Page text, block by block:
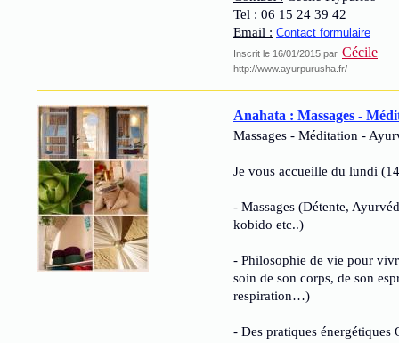
Tel : 06 15 24 39 42
Email : Contact formulaire
Inscrit le 16/01/2015 par Cécile
http://www.ayurpurusha.fr/
Anahata : Massages -
Massages - Méditation -
Je vous accueille du lundi
- Massages (Détente,
kobido etc..)
- Philosophie de vie pour
soin de son corps, de son
respiration…)
- Des pratiques énergétiques